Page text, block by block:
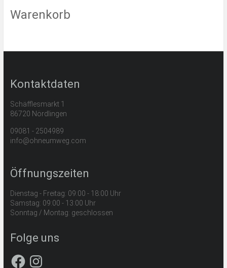
Warenkorb
Kontaktdaten
Schäfflesmarkt 1
86720 Nördlingen
09081 - 2504989
info@ohneumweg.com
Öffnungszeiten
Dienstag - Freitag: 09:00 - 18:00 Uhr
Samstag: 09:00 - 13:00 Uhr
Sonntag / Montag: geschlossen
Folge uns